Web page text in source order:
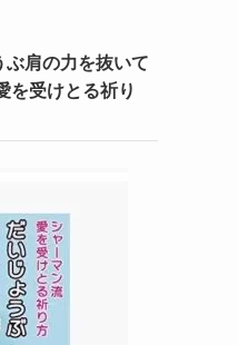
ぶ肩の力を抜いて
受けとる祈り